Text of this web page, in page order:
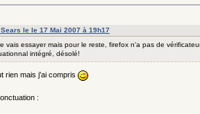
le le 17 Mai 2007 à 19h17
vais essayer mais pour le reste, firefox n'a pas de
intégré, désolé!
rien mais j'ai compris
: